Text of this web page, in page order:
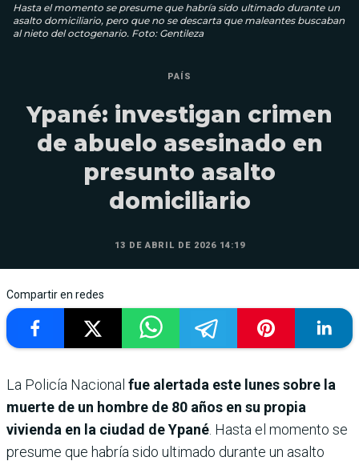
Hasta el momento se presume que habría sido ultimado durante un
asalto domiciliario, pero que no se descarta que maleantes buscaban
al nieto del octogenario. Foto: Gentileza
PAÍS
Ypané: investigan crimen
de abuelo asesinado en
presunto asalto
domiciliario
13 DE ABRIL DE 2026 14:19
Compartir en redes
La Policía Nacional fue alertada este lunes sobre la
muerte de un hombre de 80 años en su propia
vivienda en la ciudad de Ypané . Hasta el momento se
presume que habría sido ultimado durante un asalto